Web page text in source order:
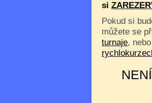
si
Pokud si
můžete se
turnaje,